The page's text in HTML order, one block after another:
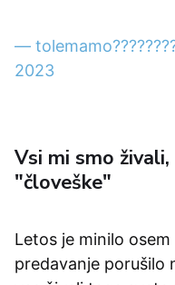
—
2023
Vsi mi smo
"človeške"
Letos je minilo
predavanje porušilo